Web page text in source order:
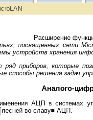
Расширение
посвященных сети
устройств хранения
приборов, которые
способы решения задач
Аналого-
АЦП в системах
во славу■ АЦП.